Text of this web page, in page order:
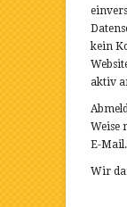
kein
aktiv
Weise
E-Mail.
Wir